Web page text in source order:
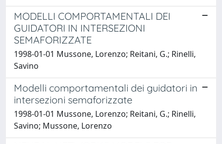
MODELLI COMPORTAMENTALI DEI
GUIDATORI IN INTERSEZIONI
SEMAFORIZZATE
1998-01-01 Mussone, Lorenzo; Reitani, G.; Rinelli,
Savino
Modelli comportamentali dei guidatori in
intersezioni semaforizzate
1998-01-01 Mussone, Lorenzo; Reitani, G.; Rinelli,
Savino; Mussone, Lorenzo